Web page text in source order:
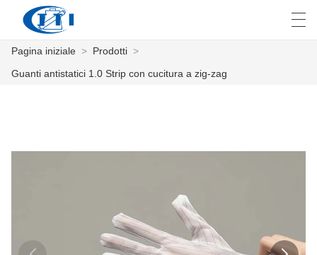
العربية česky
Pagina iniziale > Prodotti >
Guanti antistatici 1.0 Strip con cucitura a zig-zag